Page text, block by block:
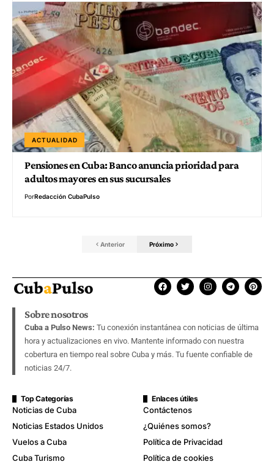
ACTUALIDAD
Pensiones en Cuba: Banco anuncia prioridad para
adultos mayores en sus sucursales
PorRedacción CubaPulso
Anterior Próximo
Sobre nosotros
Cuba a Pulso News: Tu conexión instantánea con noticias de última
hora y actualizaciones en vivo. Mantente informado con nuestra
cobertura en tiempo real sobre Cuba y más. Tu fuente confiable de
noticias 24/7.
Top Categorías
Noticias de Cuba
Noticias Estados Unidos
Vuelos a Cuba
Cuba Turismo
Enlaces útiles
Contáctenos
¿Quiénes somos?
Política de Privacidad
Política de cookies